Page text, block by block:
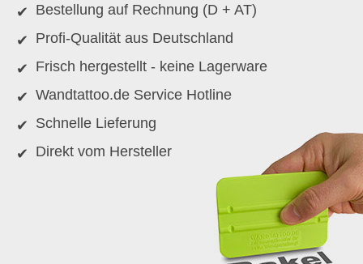
Bestellung auf Rechnung (D + AT)
Profi-Qualität aus Deutschland
Frisch hergestellt - keine Lagerware
Wandtattoo.de Service Hotline
Schnelle Lieferung
Direkt vom Hersteller